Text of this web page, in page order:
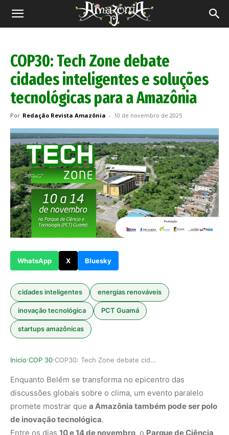
Revista
COP30: Tech Zone debate
cidades inteligentes e soluções
tecnológicas para a Amazônia
Por Redação Revista Amazônia - 10 de novembro de 2025
WhatsApp X Bluesky
cidades inteligentes energias renováveis
inovação tecnológica PCT Guamá
startups amazônicas
Inicio›COP 30› COP30: Tech Zone debate cidades inteligentes e …
Enquanto Belém se transforma no epicentro das
discussões globais sobre o clima, um evento paralelo
promete mostrar que a Amazônia também pode ser polo
de inovação tecnológica.
Entre os dias 10 e 14 de novembro, o Parque de Ciência